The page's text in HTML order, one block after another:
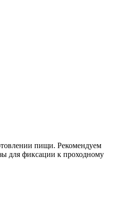
пищи. Рекомендуем
для фиксации к проходному